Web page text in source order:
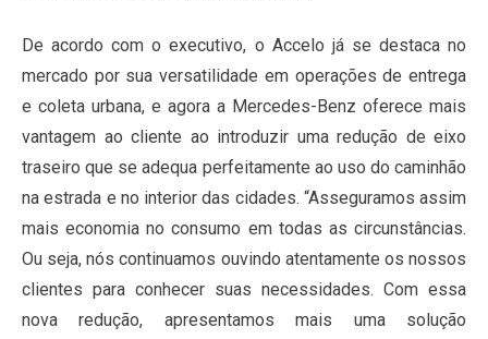
De acordo com o executivo, o Accelo já se destaca no
mercado por sua versatilidade em operações de entrega
e coleta urbana, e agora a Mercedes-Benz oferece mais
vantagem ao cliente ao introduzir uma redução de eixo
traseiro que se adequa perfeitamente ao uso do caminhão
na estrada e no interior das cidades. “Asseguramos assim
mais economia no consumo em todas as circunstâncias.
Ou seja, nós continuamos ouvindo atentamente os nossos
clientes para conhecer suas necessidades. Com essa
nova redução, apresentamos mais uma solução